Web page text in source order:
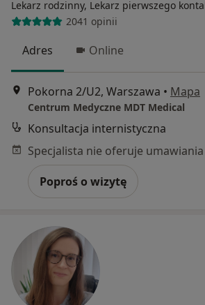
Lekarz rodzinny, Lekarz pierwszego
2041 opinii
Adres Online
Pokorna 2/U2, Warszawa • Mapa
Centrum Medyczne MDT Medical
Konsultacja internistyczna
Poproś o wizytę